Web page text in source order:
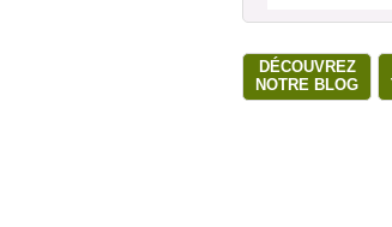
DÉCOUVREZ
NOTRE BLOG